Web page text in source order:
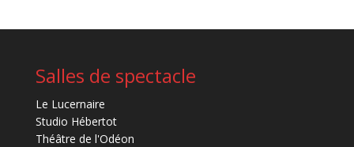
Salles de spectacle
Le Lucernaire
Studio Hébertot
Théâtre de l'Odéon